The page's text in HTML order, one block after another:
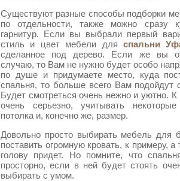
Существуют разные способы подборки
по отдельности, также можно сразу
гарнитур. Если вы выбрали первый
стиль и цвет мебели для спальни
сделанное под дерево. Если же вы
случаю, то Вам не нужно будет особо
по душе и придумаете место, куда
спальня, то больше всего Вам подойдут
Будет смотреться очень нежно и уютно.
очень серьезно, учитывать
потолка и, конечно же, размер.
Довольно просто выбирать мебель для
поставить огромную кровать, к примеру,
голову придет. Но помните, что
просторно, если в ней будет стоять
выбирать с умом.